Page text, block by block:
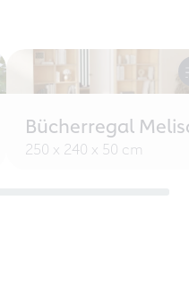
Bücherregal
250 x 240 x 50 cm